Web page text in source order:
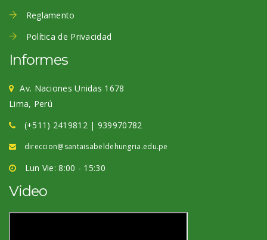
Reglamento
Política de Privacidad
Informes
Av. Naciones Unidas 1678
Lima, Perú
(+511) 2419812 | 939970782
direccion@santaisabeldehungria.edu.pe
Lun Vie: 8:00 - 15:30
Video